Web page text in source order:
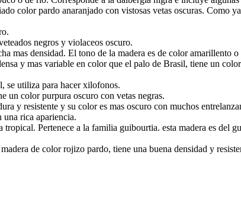
color pardo anaranjado con vistosas vetas oscuras. Como
negros y violaceos oscuro.
mas densidad. El tono de la madera es de color amarillento o
y mas variable en color que el palo de Brasil, tiene un
se utiliza para hacer xilofonos.
un color purpura oscuro con vetas negras.
y resistente y su color es mas oscuro con muchos
una rica apariencia.
Pertenece a la familia guibourtia. esta madera es del
de color rojizo pardo, tiene una buena densidad y